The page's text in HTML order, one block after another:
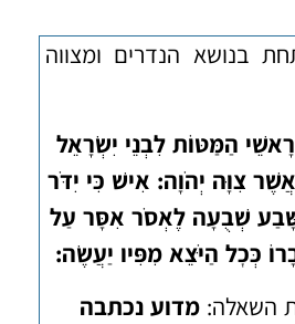
בנושא הנדרים ומצווה
הַמַּטּוֹת לִבְנֵי יִשְׂרָאֵל
צִוָּה יְהֹוָה: אִישׁ כִּי יִדֹּר
שְׁבֻעָה לֶאְסֹר אִסָּר עַל
כְּכׇל הַיֹּצֵא מִפִּיו יַעֲשֶׂה:
השאלה: מדוע נכתבה